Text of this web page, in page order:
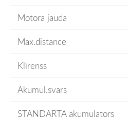
Motora jauda
Max.distance
Klīrenss
Akumul.svars
STANDARTA akumulators